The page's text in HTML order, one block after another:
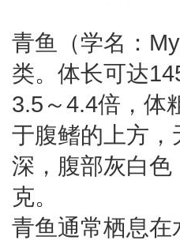
青鱼（学名：
类。体长可达
3.5～4.4倍，体
于腹鳍的上方
深，腹部灰白
克。
青鱼通常栖息